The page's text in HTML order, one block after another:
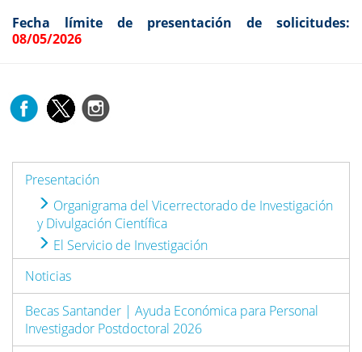
Fecha límite de presentación de solicitudes:
08/05/2026
Presentación
Organigrama del Vicerrectorado de Investigación
y Divulgación Científica
El Servicio de Investigación
Noticias
Becas Santander | Ayuda Económica para Personal
Investigador Postdoctoral 2026